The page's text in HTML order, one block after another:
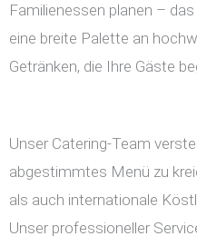
Familienessen planen –
eine breite Palette an
Getränken, die Ihre Gäste
Unser Catering-Team
abgestimmtes Menü zu
als auch internationale
Unser professioneller